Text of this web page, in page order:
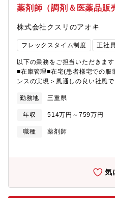
薬剤師（調剤＆医薬品販
株式会社クスリのアオキ
フレックスタイム制度 正社員
以下の業務をご担当いただきま
■在庫管理■在宅(患者様宅での服
ンスの実現＞風通しの良い社風
社は30年以上の歴史があり、従
長にも繋がっています。今後も
けることができる環境を整えて
でも非常に珍しい取り組みとし
での勤務もなく、自分の時間も
勤務地 三重県
年収 514万円～759万円
職種
薬剤師
気